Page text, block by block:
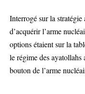
Interrogé sur la
d’acquérir l’arme
options étaient sur la
le régime des
bouton de l’arme